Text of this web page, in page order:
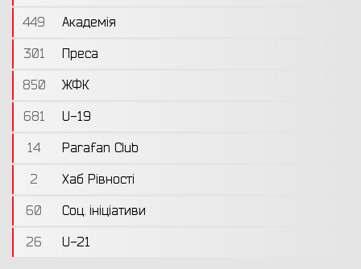
449
Академія
301
Преса
850
ЖФК
681
U-19
14
Parafan Club
2
Хаб Рівності
60
Соц. ініціативи
26
U-21